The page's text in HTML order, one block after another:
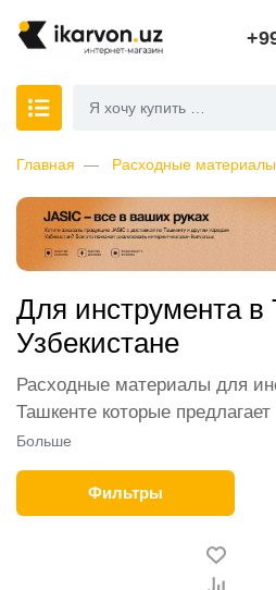
Главная Расходные материалы
Для инструмента в
Узбекистане
Расходные материалы для
Ташкенте которые
пользуются широким
клиентов. Мы обеспечиваем
продажи этой категории
материалы для инструментов
представлены ведущими
брендами, список которых
Больше
Фильтры